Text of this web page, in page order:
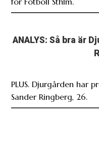
ANALYS: Så bra är
PLUS. Djurgården har
Sander Ringberg, 26.